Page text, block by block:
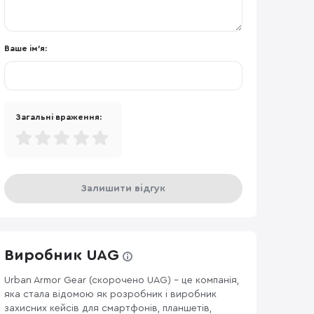
Ваше ім'я:
Загальні враження:
Залишити відгук
Виробник UAG
Urban Armor Gear (скорочено UAG) - це компанія,
яка стала відомою як розробник і виробник
захисних кейсів для смартфонів, планшетів,